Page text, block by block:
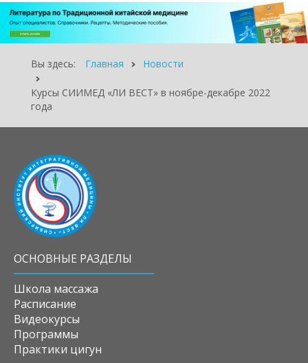
Вы здесь: Главная Новости
Курсы СИИМЕД «ЛИ ВЕСТ» в ноябре-декабре 2022
года
ОСНОВНЫЕ РАЗДЕЛЫ
Школа массажа
Расписание
Видеокурсы
Программы
Практики цигун